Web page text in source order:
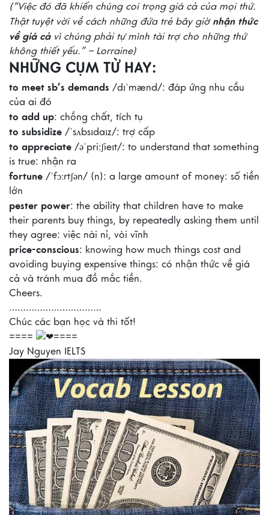
(“Việc đó đã khiến chúng coi trọng giá cả của mọi thứ.
Thật tuyệt vời về cách những đứa trẻ bây giờ nhận thức
về giá cảvì chúng phải tự mình tài trợ cho những thứ
không thiết yếu.” – Lorraine)
NHỮNG CỤM TỪ HAY:
to meet sb’s demands /dɪˈmænd/: đáp ứng nhu cầu
của ai đó
to add up: chồng chất, tích tụ
to subsidize /ˈsʌbsɪdaɪz/: trợ cấp
to appreciate /əˈpriːʃieɪt/: to understand that something
is true: nhận ra
fortune /ˈfɔːrtʃən/ (n): a large amount of money: số tiền
lớn
pester power: the ability that children have to make
their parents buy things, by repeatedly asking them until
they agree: việc nài nỉ, vòi vĩnh
price-conscious: knowing how much things cost and
avoiding buying expensive things: có nhận thức về giá
cả và tránh mua đồ mắc tiền.
Cheers.
……………………………
Chúc các bạn học và thi tốt!
====
====
Jay Nguyen IELTS